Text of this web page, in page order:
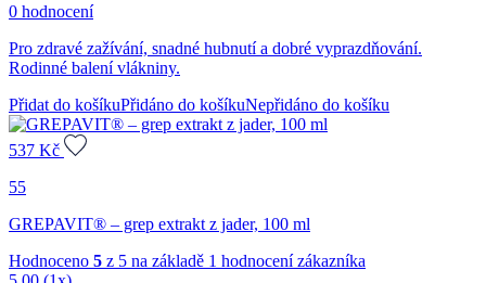
0 hodnocení
Pro zdravé zažívání, snadné hubnutí a dobré vyprazdňování.
Rodinné balení vlákniny.
Přidat do košíkuPřidáno do košíkuNepřidáno do košíku
537 Kč
55
GREPAVIT® – grep extrakt z jader, 100 ml
Hodnoceno 5 z 5 na základě 1 hodnocení zákazníka